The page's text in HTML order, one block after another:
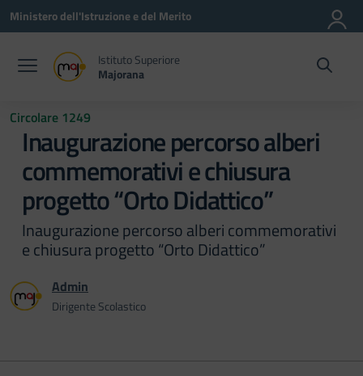
Vai ai contenuti
Vai al menu di navigazione
Vai al footer
Ministero dell'Istruzione e del Merito
Istituto Superiore
Majorana
Circolare 1249
Inaugurazione percorso alberi
commemorativi e chiusura
progetto “Orto Didattico”
Inaugurazione percorso alberi commemorativi
e chiusura progetto “Orto Didattico”
Admin
Dirigente Scolastico